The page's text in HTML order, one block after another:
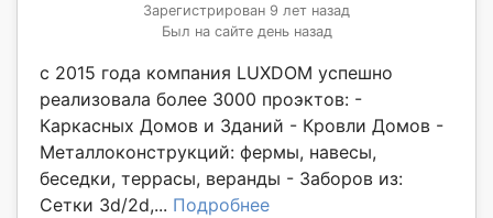
Зарегистрирован 9 лет назад
Был на сайте день назад
с 2015 года компания LUXDOM успешно
реализовала более 3000 проэктов: -
Каркасных Домов и Зданий - Кровли Домов -
Металлоконструкций: фермы, навесы,
беседки, террасы, веранды - Заборов из:
Сетки 3d/2d,... Подробнее